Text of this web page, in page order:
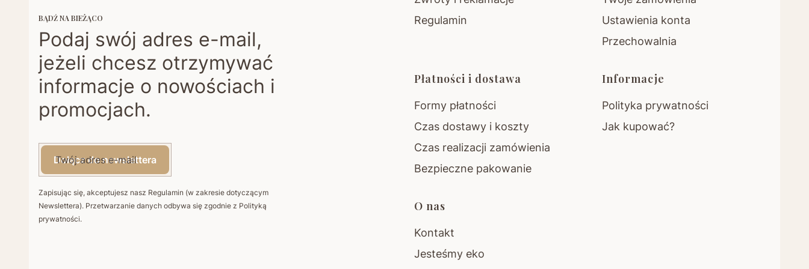
BĄDŹ NA BIEŻĄCO
Podaj swój adres e-mail,
jeżeli chcesz otrzymywać
informacje o nowościach i
promocjach.
Twój adres e-mail
Dołącz do newslettera
Zapisując się, akceptujesz nasz Regulamin (w zakresie dotyczącym
Newslettera). Przetwarzanie danych odbywa się zgodnie z Polityką
prywatności.
Regulamin
Ustawienia konta
Przechowalnia
Płatności i dostawa
Formy płatności
Czas dostawy i koszty
Czas realizacji zamówienia
Bezpieczne pakowanie
Informacje
Polityka prywatności
Jak kupować?
O nas
Kontakt
Jesteśmy eko